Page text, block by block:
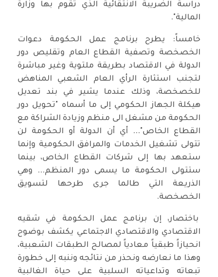
دراسة الضريبة الانتقائية الذي تقوم بها وزارة
المالية".
خامساً: يطرح برنامج عمل الحكومة دعوات
الخصخصة وتصفية القطاع العام وتقليص دور
الدولة في الاقتصاد بطريقة ملتوية وغير مباشرة
لتجنب استثارة الرأي العام الشعبي المناهض
للخصخصة، وذلك عندما يشير في بند تعديل
هيكلة الجهاز الحكومي إلى ما أسماه "تحويل دور
الحكومة من مشغل الى منظم وزيادة الشراكة مع
القطاع الخاص"... أي أن الدولة أو الحكومة لن
تتولى تشغيل الخدمات والمرافق الحكومية وإنما
ستعهد بها إلى شركات القطاع الخاص، بينما
ستتولى الحكومة ما يسمى دور المنظم... وهي
الذريعة التي طالما جرى طرحها لتسويق
الخصخصة.
باختصار، إن برنامج عمل الحكومة في شقيه
الاقتصادي والاقتصادي الاجتماعي يكشف بوضوح
انحيازاً طبقياً معادياً لمصالح الطبقات الشعبية،
وهذا ما نعارضه ونحذر من نتائجه وننبه إلى خطورة
تبعاته وتداعياته السلبية على حياة الغالبية